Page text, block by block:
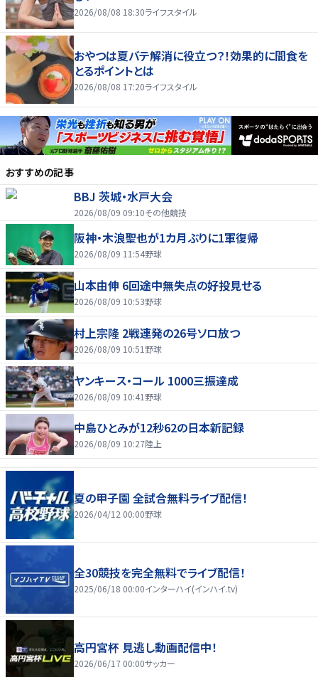
2026/08/08 18:30ライフスタイル
おやつは夏バテ解消に役立つ？！効果的に間食を
とるポイントとは
2026/08/08 17:20ライフスタイル
おすすめの記事
BBJ 茨城・水戸大会
2026/08/09 09:10その他競技
阪神・木浪聖也が1カ月ぶりに1軍復帰
2026/08/09 11:54野球
山本由伸 6回途中無失点の好投見せる
2026/08/09 10:53野球
村上宗隆 2戦連発の26号ソロ放つ
2026/08/09 10:51 野球
ヤンキース・コール 1000三振達成
2026/08/09 10:41 野球
中島ひとみが12秒62の日本新記録
2026/08/09 10:27陸上
夏の甲子園 全試合無料ライブ配信！
2026/04/12 00:00野球
全30競技を完全無料でライブ配信！
2025/06/18 00:00インターハイ(インハイ.tv)
高円宮杯 見逃し動画配信中！
2026/06/17 00:00サッカー